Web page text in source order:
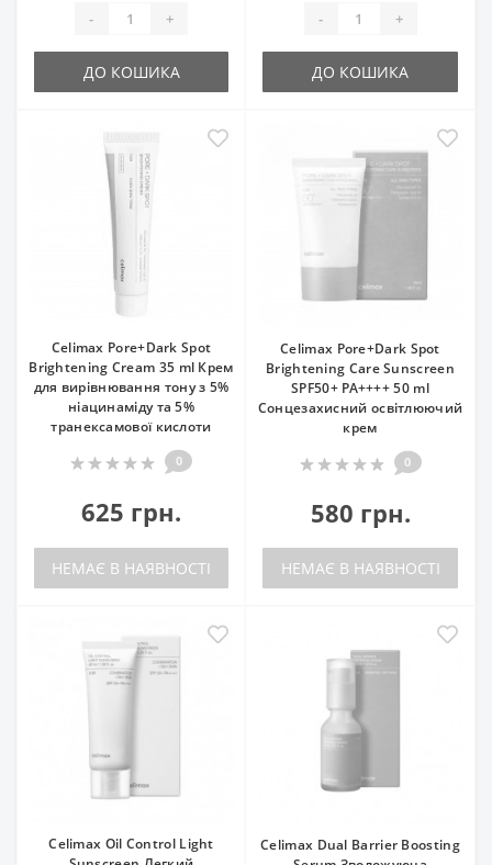
- +
ДО КОШИКА
- +
ДО КОШИКА
Celimax Pore+Dark Spot
Brightening Cream 35 ml Крем
для вирівнювання тону з 5%
ніацинаміду та 5%
транексамової кислоти
0
625 грн.
НЕМАЄ В НАЯВНОСТІ
Celimax Pore+Dark Spot
Brightening Care Sunscreen
SPF50+ PA++++ 50 ml
Сонцезахисний освітлюючий
крем
0
580 грн.
НЕМАЄ В НАЯВНОСТІ
Celimax Oil Control Light
Celimax Dual Barrier Boosting